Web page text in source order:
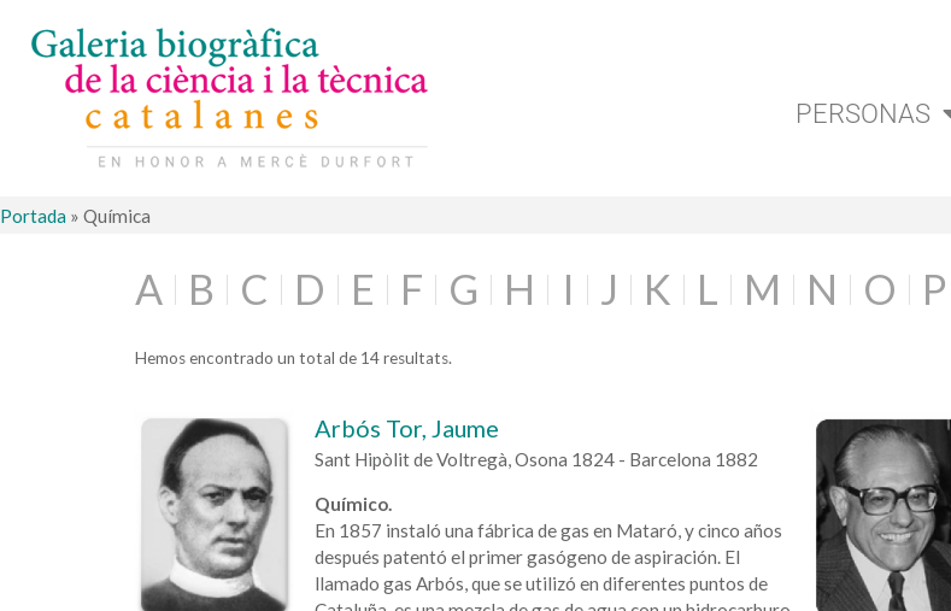
PERSONAS
Portada » Química
A B C D E F G H I J K L M N O P
Hemos encontrado un total de 14 resultats.
Arbós Tor, Jaume
Sant Hipòlit de Voltregà, Osona 1824 - Barcelona 1882
Químico.
En 1857 instaló una fábrica de gas en Mataró, y cinco años
después patentó el primer gasógeno de aspiración. El
llamado gas Arbós, que se utilizó en diferentes puntos de